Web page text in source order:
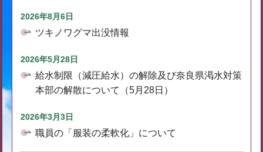
2026年8月6日
ツキノワグマ出没情報
2026年5月28日
給水制限（減圧給水）の解除及び奈良県渇水対策
本部の解散について（5月28日）
2026年3月3日
職員の「服装の柔軟化」について